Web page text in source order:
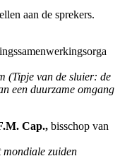
aan de sprekers.
(Tipje van de sluier: de
een duurzame omgang
Cap., bisschop van
mondiale zuiden